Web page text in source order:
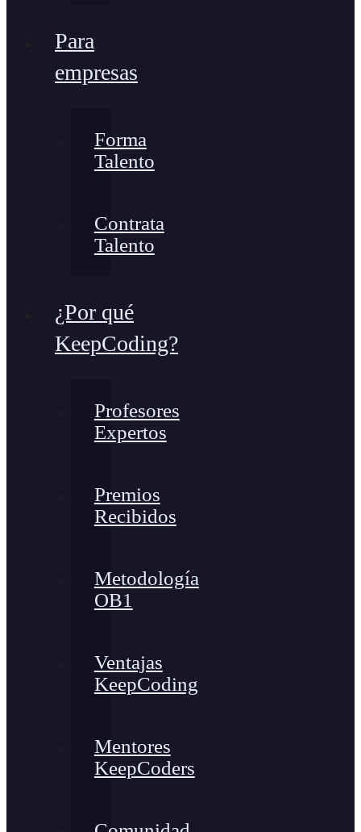
Para
empresas
Forma
Talento
Contrata
Talento
¿Por qué
KeepCoding?
Profesores
Expertos
Premios
Recibidos
Metodología
OB1
Ventajas
KeepCoding
Mentores
KeepCoders